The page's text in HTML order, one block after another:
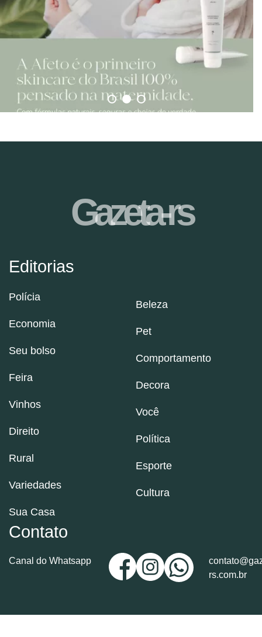
Editorias
Polícia
Economia
Seu bolso
Feira
Vinhos
Direito
Rural
Variedades
Sua Casa
Beleza
Pet
Comportamento
Decora
Você
Política
Esporte
Cultura
Contato
Canal do Whatsapp
rs.com.br
Gazeta-rs